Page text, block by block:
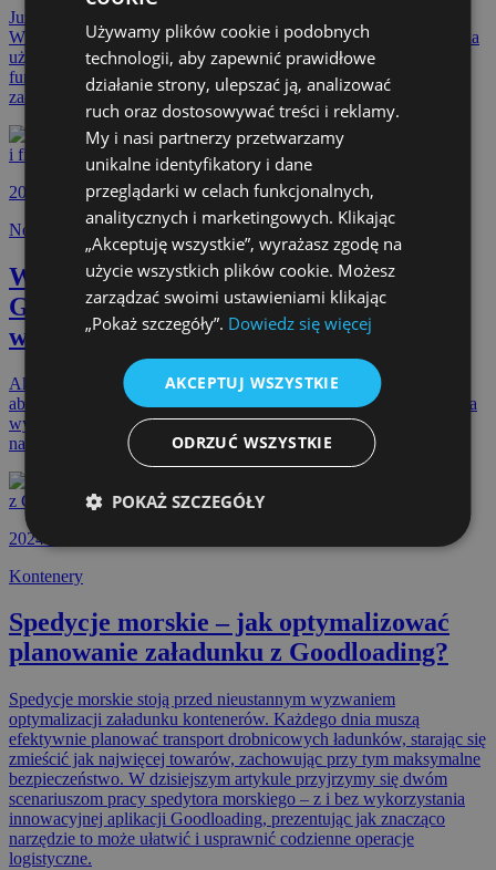
Już niedługo zostanie opublikowana nowa wersja Goodloading.
W odświeżonej szacie graficznej, z jeszcze bardziej przyjaznym dla
użytkownika interfejsem. Kluczowe jednak są nowe
funkcjonalności, które pomogą w efektywniejszym planowaniu
załadunku. Konkretną datę premiery podamy już wkrótce.
2023-11-14
Nowe technologie
Wyniki konkursu ,,Jakie korzyści
Goodloading przynosi Tobie i firmie,
w której pracujesz?” [aktualizacja]
Aktualnie trwa konkurs, w którym do wygrania jest 3 miesięczny
abonament w Goodloading i czapka Logistics Artist. Każdego dnia
wybieramy aż 3 osoby, które poprzedniego dnia odpowiedziały
na pytanie konkursowe i wypełniły formularz.
2024-03-27
Kontenery
Spedycje morskie – jak optymalizować
planowanie załadunku z Goodloading?
Spedycje morskie stoją przed nieustannym wyzwaniem
optymalizacji załadunku kontenerów. Każdego dnia muszą
efektywnie planować transport drobnicowych ładunków, starając się
zmieścić jak najwięcej towarów, zachowując przy tym maksymalne
bezpieczeństwo. W dzisiejszym artykule przyjrzymy się dwóm
scenariuszom pracy spedytora morskiego – z i bez wykorzystania
innowacyjnej aplikacji Goodloading, prezentując jak znacząco
narzędzie to może ułatwić i usprawnić codzienne operacje
logistyczne.
ENGLISH
CZECH
FRENCH
LITHUANIAN
RUSSIAN
TURKISH
Używamy plików cookie i podobnych
technologii, aby zapewnić prawidłowe
działanie strony, ulepszać ją, analizować
ruch oraz dostosowywać treści i reklamy.
My i nasi partnerzy przetwarzamy
unikalne identyfikatory i dane
przeglądarki w celach funkcjonalnych,
analitycznych i marketingowych. Klikając
„Akceptuję wszystkie”, wyrażasz zgodę na
użycie wszystkich plików cookie. Możesz
zarządzać swoimi ustawieniami klikając
„Pokaż szczegóły”. Dowiedz się więcej
AKCEPTUJ WSZYSTKIE
ODRZUĆ WSZYSTKIE
POKAŻ SZCZEGÓŁY